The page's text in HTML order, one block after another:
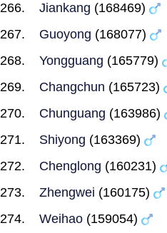
Jiankang (168469)
Guoyong (168077)
Yongguang (165779)
Changchun (165723)
Chunguang (163986)
Shiyong (163369)
Chenglong (160231)
Zhengwei (160175)
Weihao (159054)